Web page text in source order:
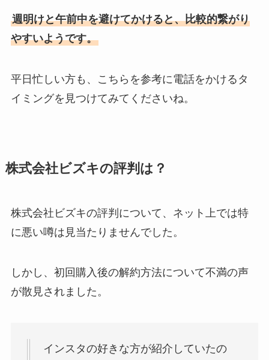
週明けと午前中を避けてかけると、比較的繋がり
やすいようです。
平日忙しい方も、こちらを参考に電話をかけるタ
イミングを見つけてみてくださいね。
株式会社ビズキの評判は？
株式会社ビズキの評判について、ネット上では特
に悪い噂は見当たりませんでした。
しかし、初回購入後の解約方法について不満の声
が散見されました。
インスタの好きな方が紹介していたの